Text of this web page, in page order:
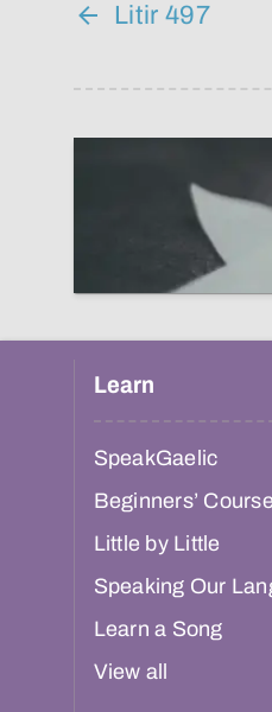
Litir 497
Learn
SpeakGaelic
Beginners’ Course
Little by Little
Speaking Our
Learn a Song
View all